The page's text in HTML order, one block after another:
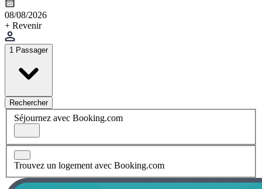
08/08/2026
+ Revenir
1 Passager
Rechercher
Séjournez avec Booking.com
Trouvez un logement avec Booking.com